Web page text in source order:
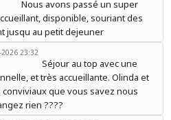
Nous avons passé un super
disponible, souriant des
jusqu au petit dejeuner
2026 23:32
Séjour au top avec une
et très accueillante. Olinda et
que vous savez nous
rien ????